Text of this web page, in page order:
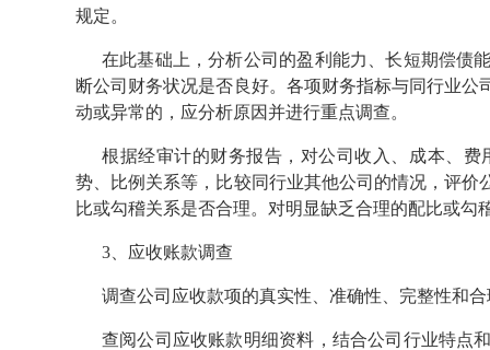
规定。
在此基础上，分析公司的盈利能力、长短期偿债
断公司财务状况是否良好。各项财务指标与同行业
动或异常的，应分析原因并进行重点调查。
根据经审计的财务报告，对公司收入、成本、
势、比例关系等，比较同行业其他公司的情况，评
比或勾稽关系是否合理。对明显缺乏合理的配比或
3、应收账款调查
调查公司应收款项的真实性、准确性、完整性和
查阅公司应收账款明细资料，结合公司行业特点